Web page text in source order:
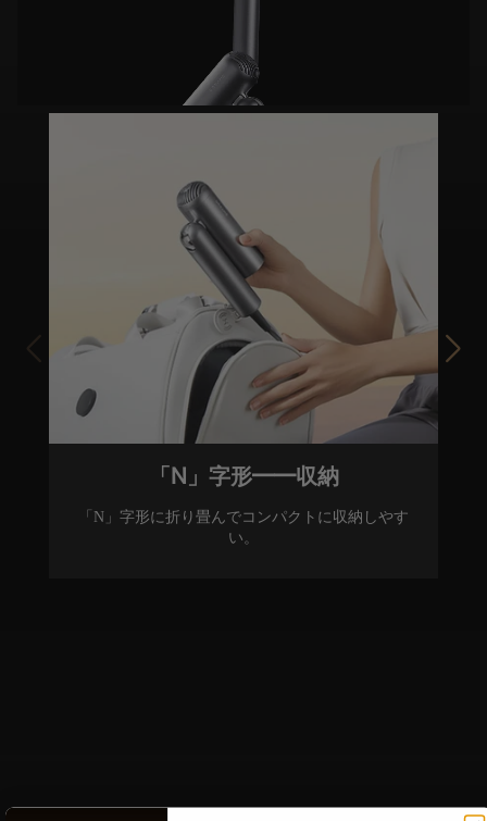
「N」字形――収納
「N」字形に折り畳んでコンパクトに収納しやす
い。